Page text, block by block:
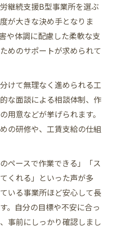
継続支援B型事業所を選ぶ
が大きな決め手となりま
や体調に配慮した柔軟な支
めのサポートが求められて
けて無理なく進められる工
な面談による相談体制、作
用意などが挙げられます。
の研修や、工賃支給の仕組
ペースで作業できる」「ス
くれる」といった声が多
いる事業所ほど安心して長
。自分の目標や不安に合っ
事前にしっかり確認しまし